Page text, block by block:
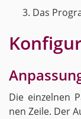
Das
Die ein­zel­nen
nen Zeile. Der